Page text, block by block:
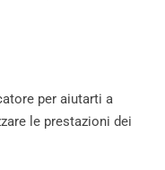
per aiutarti a
le prestazioni dei